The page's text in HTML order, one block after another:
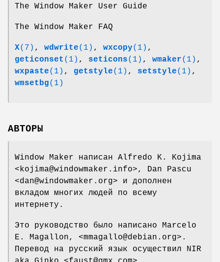
The Window Maker User Guide
The Window Maker FAQ
X(7) , wdwrite(1) , wxcopy(1) ,
geticonset (1) , seticons(1) , wmaker(1) ,
wxpaste(1) , getstyle(1) , setstyle(1) ,
wmsetbg(1)
АВТОРЫ
Window Maker написан Alfredo K. Kojima
<kojima@windowmaker.info>, Dan Pascu
<dan@windowmaker.org> и дополнен
вкладом многих людей по всему
интернету.
Это руководство было написано Marcelo
E. Magallon, <mmagallo@debian.org>.
Перевод на русский язык осуществил NIR